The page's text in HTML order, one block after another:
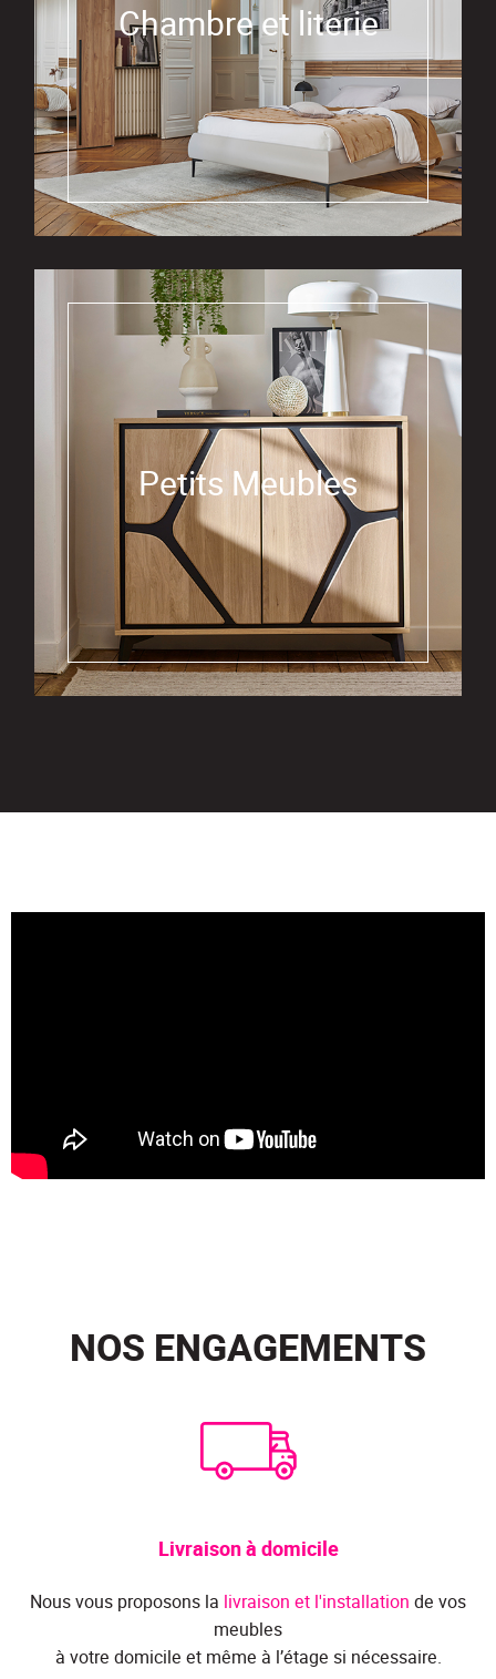
Chambre et literie
Petits Meubles
NOS ENGAGEMENTS
Livraison à domicile
Nous vous proposons la livraison et l'installation de vos
meubles
à votre domicile et même à l’étage si nécessaire.